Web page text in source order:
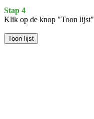
Stap 4
Klik op de knop "Toon lijst"